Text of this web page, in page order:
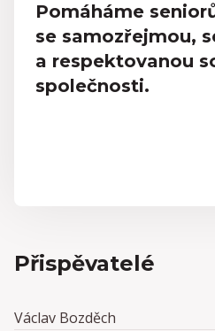
Pomáháme
se samozřejmou,
a respektovanou
společnosti.
Přispěvatelé
Václav Bozděch